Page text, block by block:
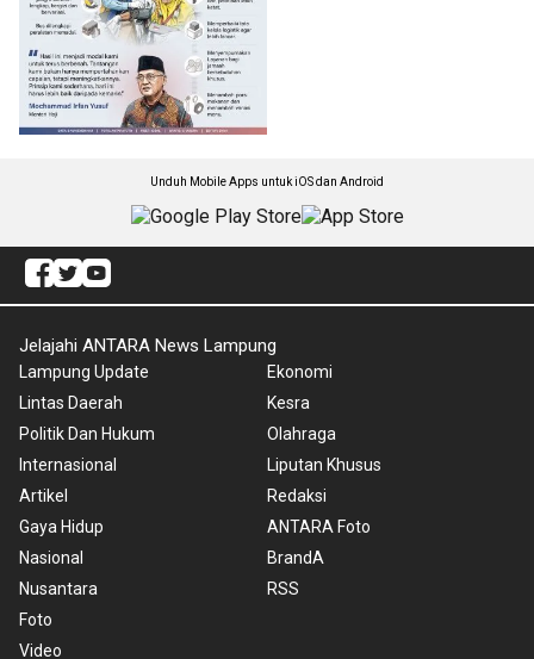
Unduh Mobile Apps untuk iOS dan Android
Jelajahi ANTARA News Lampung
Lampung Update
Lintas Daerah
Politik Dan Hukum
Internasional
Artikel
Gaya Hidup
Nasional
Nusantara
Foto
Video
Ekonomi
Kesra
Olahraga
Liputan Khusus
Redaksi
ANTARA Foto
BrandA
RSS